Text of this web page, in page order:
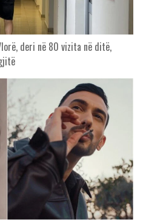
deri në 80 vizita në ditë,